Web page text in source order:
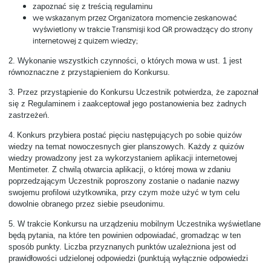
zapoznać się z treścią regulaminu
we wskazanym przez Organizatora momencie zeskanować
wyświetlony w trakcie Transmisji kod QR prowadzący do strony
internetowej z quizem wiedzy;
2. Wykonanie wszystkich czynności, o których mowa w ust. 1 jest
równoznaczne z przystąpieniem do Konkursu.
3. Przez przystąpienie do Konkursu Uczestnik potwierdza, że zapoznał
się z Regulaminem i zaakceptował jego postanowienia bez żadnych
zastrzeżeń.
4. Konkurs przybiera postać pięciu następujących po sobie quizów
wiedzy na temat nowoczesnych gier planszowych. Każdy z quizów
wiedzy prowadzony jest za wykorzystaniem aplikacji internetowej
Mentimeter. Z chwilą otwarcia aplikacji, o której mowa w zdaniu
poprzedzającym Uczestnik poproszony zostanie o nadanie nazwy
swojemu profilowi użytkownika, przy czym może użyć w tym celu
dowolnie obranego przez siebie pseudonimu.
5. W trakcie Konkursu na urządzeniu mobilnym Uczestnika wyświetlane
będą pytania, na które ten powinien odpowiadać, gromadząc w ten
sposób punkty. Liczba przyznanych punktów uzależniona jest od
prawidłowości udzielonej odpowiedzi (punktują wyłącznie odpowiedzi